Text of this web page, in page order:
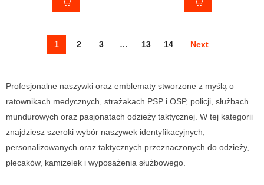
1 2 3 … 13 14 Next
Profesjonalne naszywki oraz emblematy stworzone z myślą o
ratownikach medycznych, strażakach PSP i OSP, policji, służbach
mundurowych oraz pasjonatach odzieży taktycznej. W tej kategorii
znajdziesz szeroki wybór naszywek identyfikacyjnych,
personalizowanych oraz taktycznych przeznaczonych do odzieży,
plecaków, kamizelek i wyposażenia służbowego.